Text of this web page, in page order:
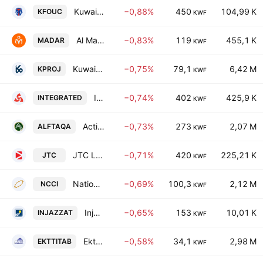
KFOUC Kuwait Foundry Company (S.A.K) −0,88% 450 KWF 104,99 K
MADAR Al Madar Kuwait Holding Co. −0,83% 119 KWF 455,1 K
KPROJ Kuwait Projects Company Holding (K.S.C.P.) −0,75% 79,1 KWF 6,42 M
INTEGRATED Integrated Holding Co. KCSC −0,74% 402 KWF 425,9 K
ALFTAQA Action Energy Company K.S.C.C. −0,73% 273 KWF 2,07 M
JTC JTC Logistics Transportation & Stevedoring Co. K.S.C.P −0,71% 420 KWF 225,21 K
NCCI National Consumer Holding Company −0,69% 100,3 KWF 2,12 M
INJAZZAT Injazzat Real Estate Development. Co. C.S.C. Closed −0,65% 153 KWF 10,01 K
EKTTITAB Ekttitab Holding Co. (S.A.K.) −0,58% 34,1 KWF 2,98 M